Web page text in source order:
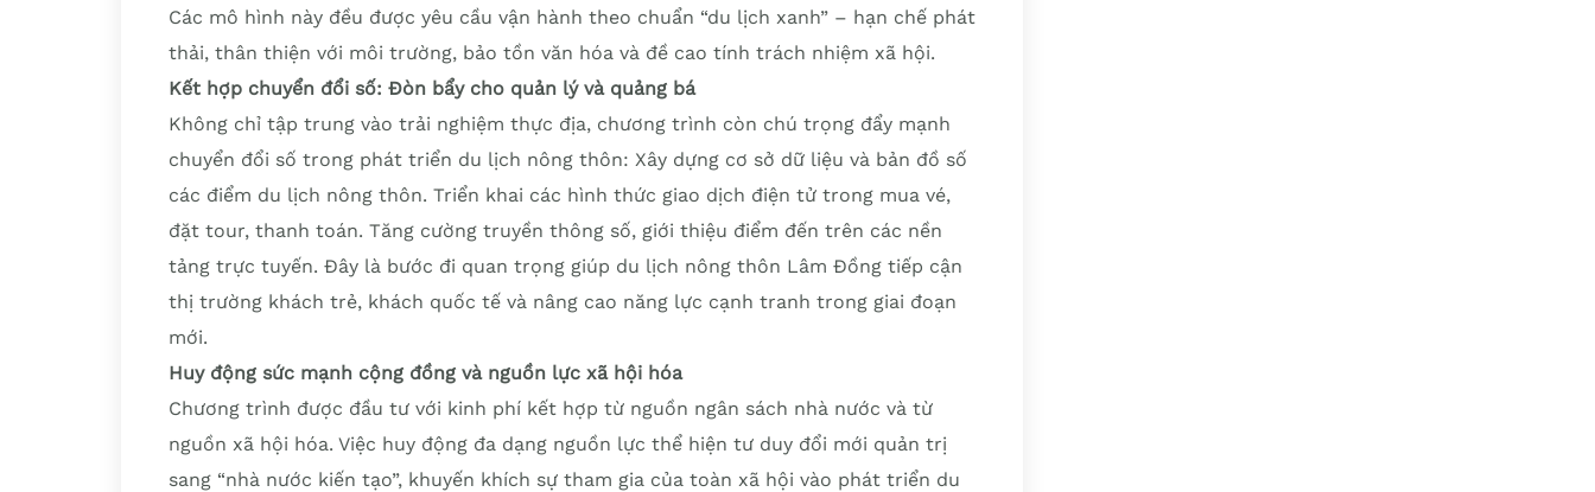
Các mô hình này đều được yêu cầu vận hành theo chuẩn “du lịch xanh” – hạn chế phát
thải, thân thiện với môi trường, bảo tồn văn hóa và đề cao tính trách nhiệm xã hội.
Kết hợp chuyển đổi số: Đòn bẩy cho quản lý và quảng bá
Không chỉ tập trung vào trải nghiệm thực địa, chương trình còn chú trọng đẩy mạnh
chuyển đổi số trong phát triển du lịch nông thôn: Xây dựng cơ sở dữ liệu và bản đồ số
các điểm du lịch nông thôn. Triển khai các hình thức giao dịch điện tử trong mua vé,
đặt tour, thanh toán. Tăng cường truyền thông số, giới thiệu điểm đến trên các nền
tảng trực tuyến. Đây là bước đi quan trọng giúp du lịch nông thôn Lâm Đồng tiếp cận
thị trường khách trẻ, khách quốc tế và nâng cao năng lực cạnh tranh trong giai đoạn
mới.
Huy động sức mạnh cộng đồng và nguồn lực xã hội hóa
Chương trình được đầu tư với kinh phí kết hợp từ nguồn ngân sách nhà nước và từ
nguồn xã hội hóa. Việc huy động đa dạng nguồn lực thể hiện tư duy đổi mới quản trị
sang “nhà nước kiến tạo”, khuyến khích sự tham gia của toàn xã hội vào phát triển du